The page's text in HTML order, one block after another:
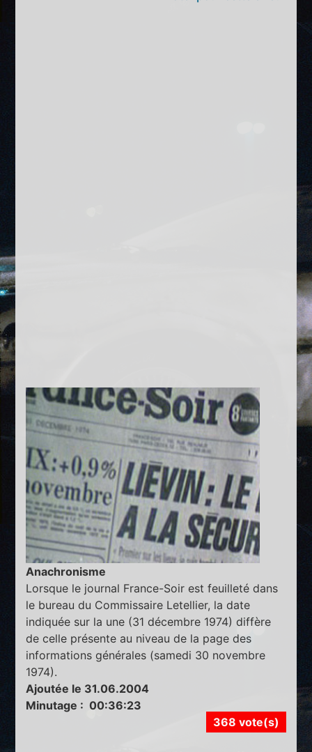
Anachronisme
Lorsque le journal France-Soir est feuilleté dans
le bureau du Commissaire Letellier, la date
indiquée sur la une (31 décembre 1974) diffère
de celle présente au niveau de la page des
informations générales (samedi 30 novembre
1974).
Ajoutée le 31.06.2004
Minutage : 00:36:23
368 vote(s)